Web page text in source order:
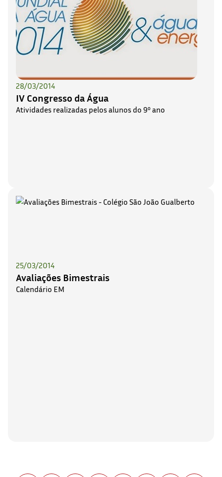
28/03/2014
IV Congresso da Água
Atividades realizadas pelos alunos do 9º ano
25/03/2014
Avaliações Bimestrais
Calendário EM